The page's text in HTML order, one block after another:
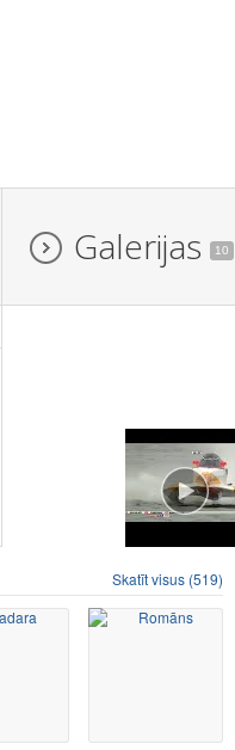
Galerijas 10
Skatīt visus (519)